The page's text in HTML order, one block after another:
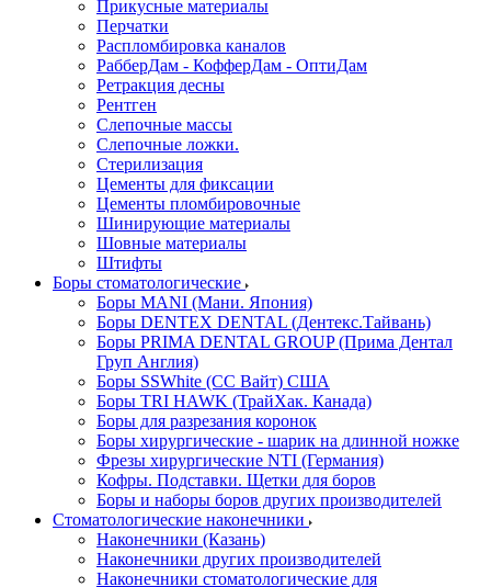
Прикусные материалы
Перчатки
Распломбировка каналов
РабберДам - КофферДам - ОптиДам
Ретракция десны
Рентген
Слепочные массы
Слепочные ложки.
Стерилизация
Цементы для фиксации
Цементы пломбировочные
Шинирующие материалы
Шовные материалы
Штифты
Боры стоматологические
Боры MANI (Мани. Япония)
Боры DENTEX DENTAL (Дентекс.Тайвань)
Боры PRIMA DENTAL GROUP (Прима Дентал
Груп Англия)
Боры SSWhite (СС Вайт) США
Боры TRI HAWK (ТрайХак. Канада)
Боры для разрезания коронок
Боры хирургические - шарик на длинной ножке
Фрезы хирургические NTI (Германия)
Кофры. Подставки. Щетки для боров
Боры и наборы боров других производителей
Стоматологические наконечники
Наконечники (Казань)
Наконечники других производителей
Наконечники стоматологические для